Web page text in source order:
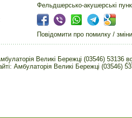
Фельдшерсько-акушерські
Повідомити про помилку / зміни
Великі Бережці (03546) 53136
Амбулаторія Великі Бережці (03546)